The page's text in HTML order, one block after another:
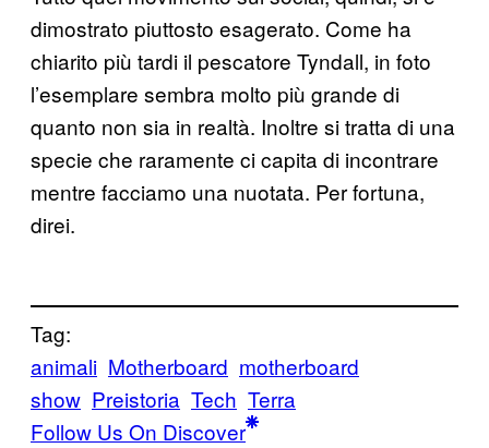
dimostrato piuttosto esagerato. Come ha
chiarito più tardi il pescatore Tyndall, in foto
l’esemplare sembra molto più grande di
quanto non sia in realtà. Inoltre si tratta di una
specie che raramente ci capita di incontrare
mentre facciamo una nuotata. Per fortuna,
direi.
Tag:
animali Motherboard motherboard
show Preistoria Tech Terra
Follow Us On Discover